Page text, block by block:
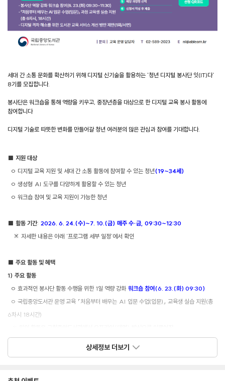
세대 간 소통 문화를 확산하기 위해 디지털 신기술을 활용하는 '청년 디지털 봉사단 잇(IT)다'
8기를 모집합니다.
봉사단은 워크숍을 통해 역량을 키우고, 중장년층을 대상으로 한 디지털 교육 봉사 활동에
참여합니다
디지털 기술로 따뜻한 변화를 만들어갈 청년 여러분의 많은 관심과 참여를 기대합니다.
■ 지원 대상
ㅇ 디지털 교육 지원 및 세대 간 소통 활동에 참여할 수 있는 청년(19~34세)
ㅇ 생성형 AI 도구를 다양하게 활용할 수 있는 청년
ㅇ 워크숍 참여 및 교육 지원이 가능한 청년
■ 활동 기간: 2026. 6. 24.(수)~7. 10.(금) 매주 수·금 , 09:30~12:30
※ 자세한 내용은 아래 ‘프로그램 세부 일정’에서 확인
■ 주요 활동 및 혜택
1) 주요 활동
ㅇ 효과적인 봉사단 활동 수행을 위한 1일 역량 강화 워크숍 참여(6. 23.(화) 09:30)
ㅇ 국립중앙도서관 운영 교육 「처음부터 배우는 AI 입문 수업(입문) 」 교육생 실습 지원(총
6차시 18시간)
ㅇ 디지털 격차 해소를 위한 도서관 교육 서비스 개선 방안 제안(1회/서면 제출)
상세정보 더보기